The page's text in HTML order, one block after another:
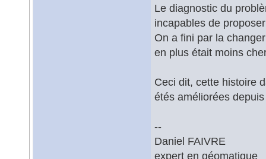
Le diagnostic du
incapables de
On a fini par la
en plus était moins
Ceci dit, cette histoire
étés améliorées
--
Daniel FAIVRE
expert en géomatique